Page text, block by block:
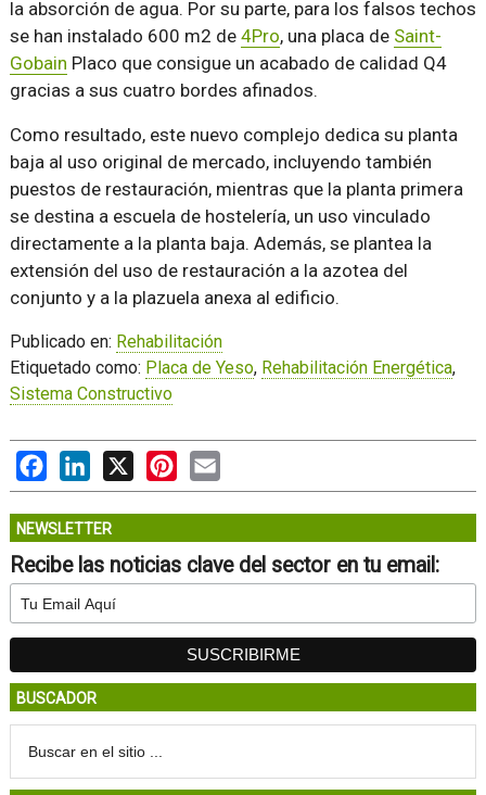
la absorción de agua. Por su parte, para los falsos techos
se han instalado 600 m2 de 4Pro, una placa de Saint-
Gobain Placo que consigue un acabado de calidad Q4
gracias a sus cuatro bordes afinados.
Como resultado, este nuevo complejo dedica su planta
baja al uso original de mercado, incluyendo también
puestos de restauración, mientras que la planta primera
se destina a escuela de hostelería, un uso vinculado
directamente a la planta baja. Además, se plantea la
extensión del uso de restauración a la azotea del
conjunto y a la plazuela anexa al edificio.
Publicado en: Rehabilitación
Etiquetado como: Placa de Yeso, Rehabilitación Energética,
Sistema Constructivo
FacebookLinkedIn
X PinterestEmail
NEWSLETTER
Recibe las noticias clave del sector en tu email:
BUSCADOR